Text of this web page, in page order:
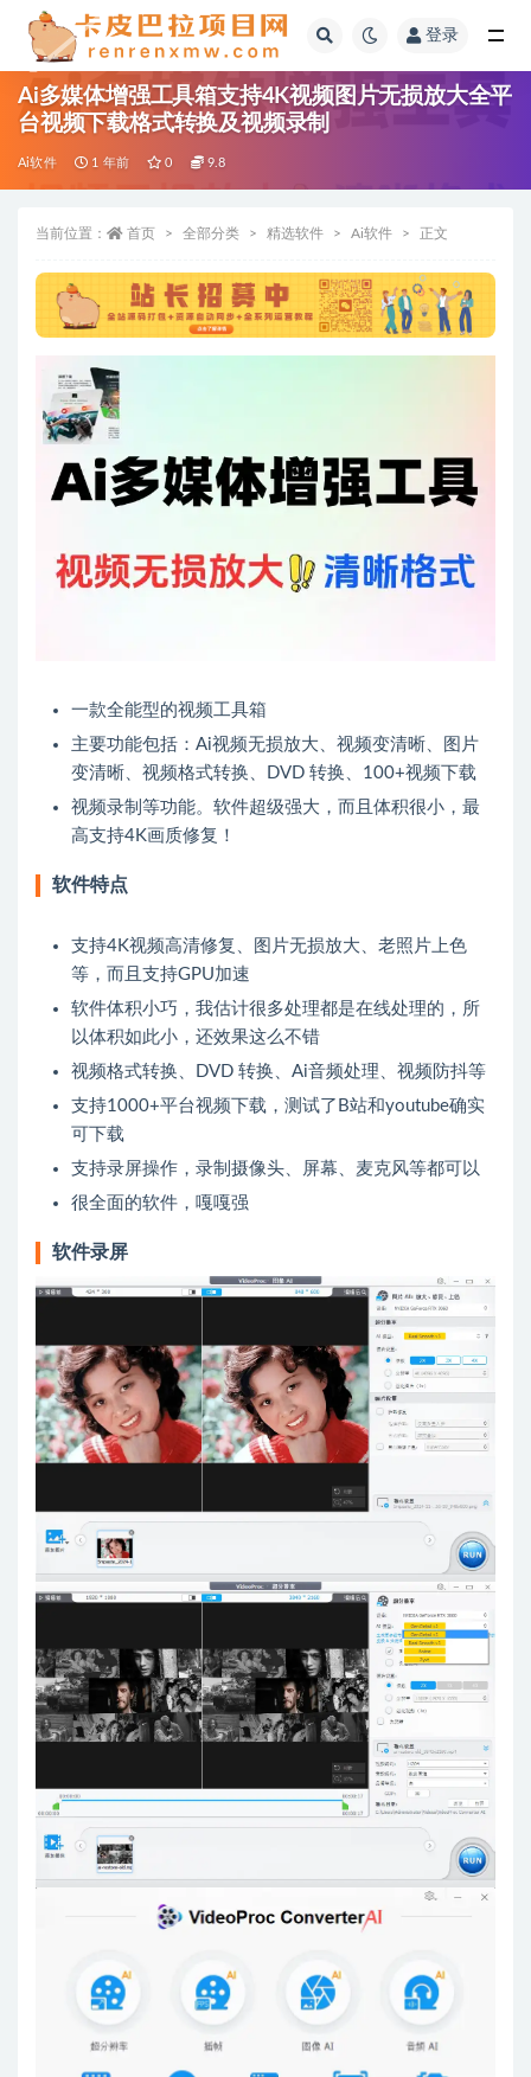
登录
Ai多媒体增强工具箱支持4K视频图片无损放大全平
台视频下载格式转换及视频录制
Ai软件 1 年前 0 9.8
当前位置： 首页 全部分类 精选软件 Ai软件 正文
一款全能型的视频工具箱
主要功能包括：Ai视频无损放大、视频变清晰、图片
变清晰、视频格式转换、DVD 转换、100+视频下载
视频录制等功能。软件超级强大，而且体积很小，最
高支持4K画质修复！
软件特点
支持4K视频高清修复、图片无损放大、老照片上色
等，而且支持GPU加速
软件体积小巧，我估计很多处理都是在线处理的，所
以体积如此小，还效果这么不错
视频格式转换、DVD 转换、Ai音频处理、视频防抖等
支持1000+平台视频下载，测试了B站和youtube确实
可下载
支持录屏操作，录制摄像头、屏幕、麦克风等都可以
很全面的软件，嘎嘎强
软件录屏
全部